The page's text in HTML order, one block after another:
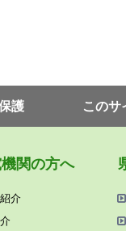
護 このサ
関の⽅へ
介